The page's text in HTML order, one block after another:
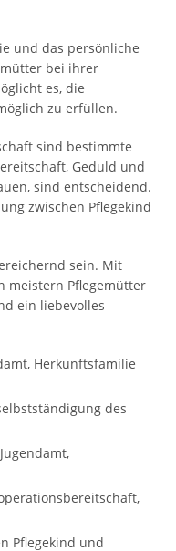
und das persönliche
bei ihrer
es, die
zu erfüllen.
sind bestimmte
Geduld und
sind entscheidend.
zwischen Pflegekind
sein. Mit
meistern Pflegemütter
ein liebevolles
Herkunftsfamilie
des
Pflegekind und